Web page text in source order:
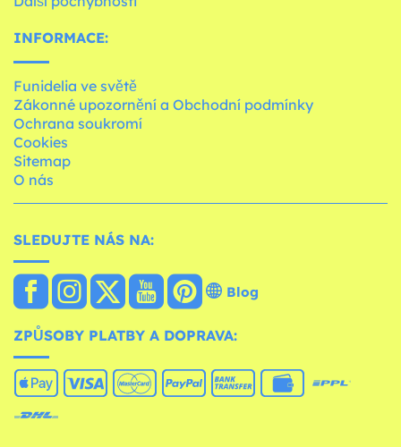
INFORMACE:
Funidelia ve světě
Zákonné upozornění a Obchodní podmínky
Ochrana soukromí
Cookies
Sitemap
O nás
SLEDUJTE NÁS NA:
Blog
ZPŮSOBY PLATBY A DOPRAVA: